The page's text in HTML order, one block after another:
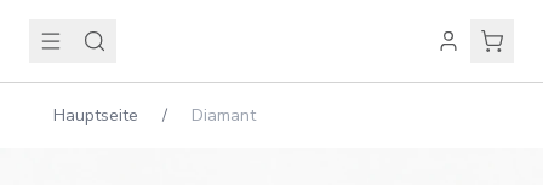
Hauptseite / Diamant